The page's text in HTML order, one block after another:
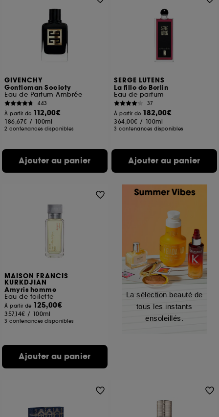
GIVENCHY
Gentleman Society
Eau de Parfum Ambrée
443
À partir de 112,00€
186,67€ / 100ml
2 contenances disponibles
Ajouter au panier
SERGE LUTENS
La fille de Berlin
Eau de parfum
37
À partir de 182,00€
364,00€ / 100ml
3 contenances disponibles
Ajouter au panier
MAISON FRANCIS
KURKDJIAN
Amyris homme
Eau de toilette
À partir de 125,00€
357,14€ / 100ml
3 contenances disponibles
Ajouter au panier
La sélection beauté de
tous les instants
ensoleillés.